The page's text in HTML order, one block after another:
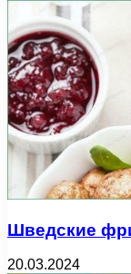
Шведские
20.03.2024